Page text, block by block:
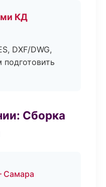
КД
DXF/DWG,
подготовить
Сборка
Самара